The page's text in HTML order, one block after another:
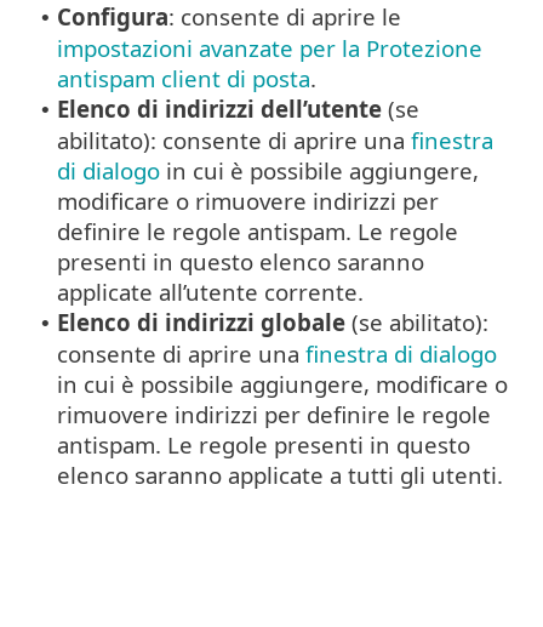
• Configura: consente di aprire le
impostazioni avanzate per la Protezione
antispam client di posta.
• Elenco di indirizzi dell’utente (se
abilitato): consente di aprire una finestra
di dialogo in cui è possibile aggiungere,
modificare o rimuovere indirizzi per
definire le regole antispam. Le regole
presenti in questo elenco saranno
applicate all’utente corrente.
• Elenco di indirizzi globale (se abilitato):
consente di aprire una finestra di dialogo
in cui è possibile aggiungere, modificare o
rimuovere indirizzi per definire le regole
antispam. Le regole presenti in questo
elenco saranno applicate a tutti gli utenti.